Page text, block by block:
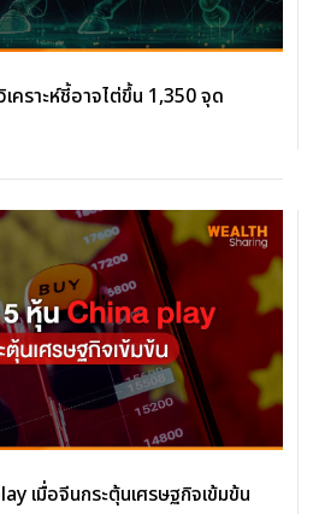
คราะห์ชี้อาจไต่ขึ้น 1,350 จุด
เมื่อจีนกระตุ้นเศรษฐกิจเข้มข้น